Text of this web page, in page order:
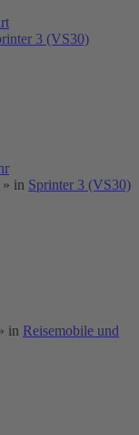
3 (VS30)
» in Sprinter 3 (VS30)
in Reisemobile und